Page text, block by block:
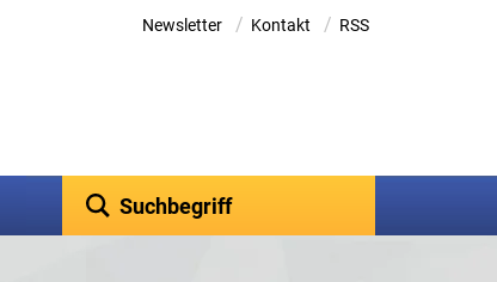
Newsletter / Kontakt / RSS